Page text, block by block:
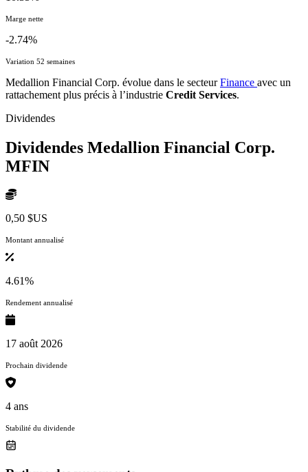
Marge nette
-2.74%
Variation 52 semaines
Medallion Financial Corp. évolue dans le secteurFinance avec un
rattachement plus précis à l’industrie Credit Services.
Dividendes
Dividendes Medallion Financial Corp.
MFIN
0,50 $US
Montant annualisé
4.61%
Rendement annualisé
17 août 2026
Prochain dividende
4 ans
Stabilité du dividende